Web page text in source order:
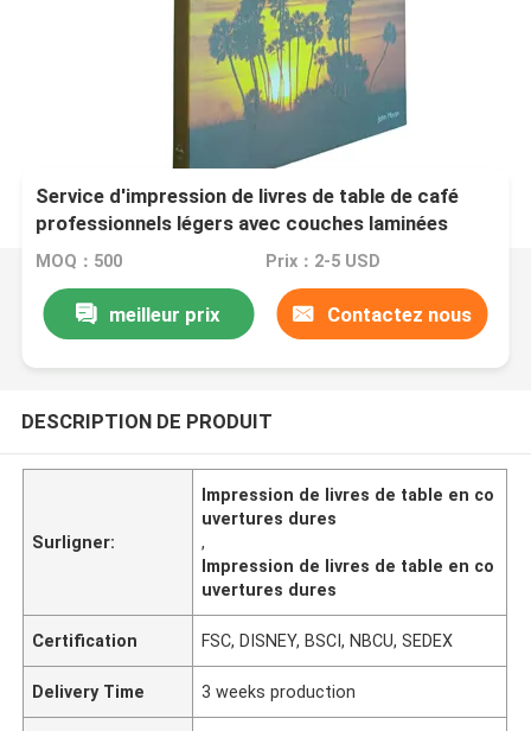
Service d'impression de livres de table de café
professionnels légers avec couches laminées
mates et reliure en couverture rigide
MOQ：500 Prix：2-5 USD
meilleur prix Contactez nous
DESCRIPTION DE PRODUIT
Surligner:
Impression de livres de table en co
uvertures dures
,
Impression de livres de table en co
uvertures dures
Certification FSC, DISNEY, BSCI, NBCU, SEDEX
Delivery Time 3 weeks production